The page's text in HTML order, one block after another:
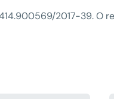
2017-39.